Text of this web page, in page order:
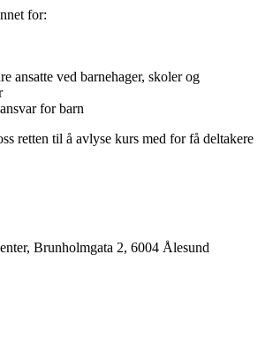
for:
ansatte ved barnehager, skoler og
for barn
retten til å avlyse kurs med for få deltakere
Brunholmgata 2, 6004 Ålesund